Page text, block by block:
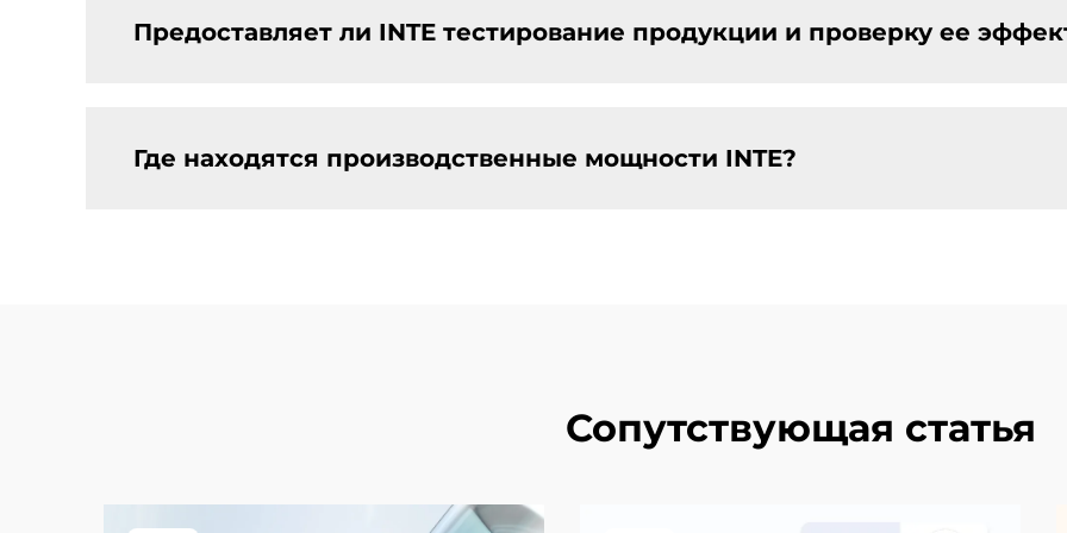
Предоставляет ли INTE тестирование продукции и проверку ее
Где находятся производственные мощности INTE?
Сопутствующая статья